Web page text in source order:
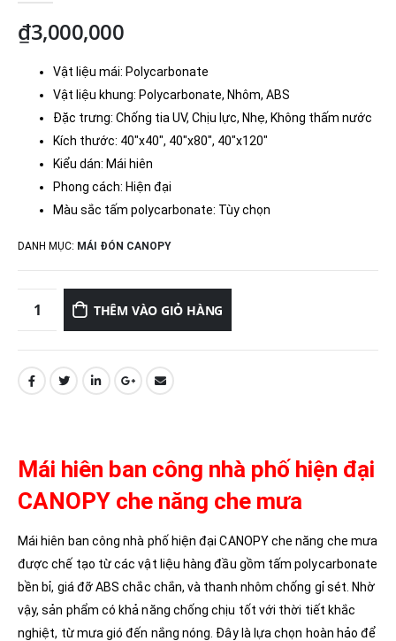
₫3,000,000
Vật liệu mái: Polycarbonate
Vật liệu khung: Polycarbonate, Nhôm, ABS
Đặc trưng: Chống tia UV, Chịu lực, Nhẹ, Không thấm nước
Kích thước: 40″x40″, 40″x80″, 40″x120″
Kiểu dán: Mái hiên
Phong cách: Hiện đại
Màu sắc tấm polycarbonate: Tùy chọn
DANH MỤC: MÁI ĐÓN CANOPY
THÊM VÀO GIỎ HÀNG
Mái hiên ban công nhà phố hiện đại
CANOPY che năng che mưa
Mái hiên ban công nhà phố hiện đại CANOPY che năng che mưa
được chế tạo từ các vật liệu hàng đầu gồm tấm polycarbonate
bền bỉ, giá đỡ ABS chắc chắn, và thanh nhôm chống gỉ sét. Nhờ
vậy, sản phẩm có khả năng chống chịu tốt với thời tiết khắc
nghiệt, từ mưa gió đến nắng nóng. Đây là lựa chọn hoàn hảo để